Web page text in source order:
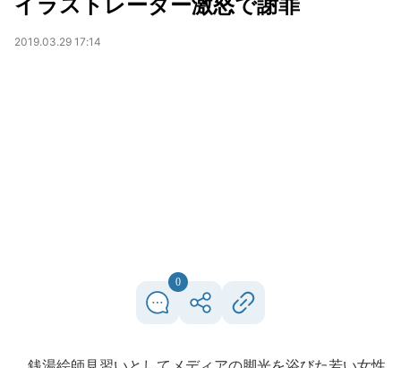
2019.03.29 17:14
0